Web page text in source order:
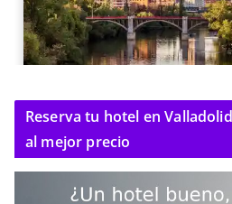
Reserva tu hotel en
al mejor precio